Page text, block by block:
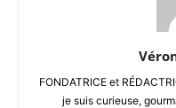
FONDATRICE et
je suis curieuse,